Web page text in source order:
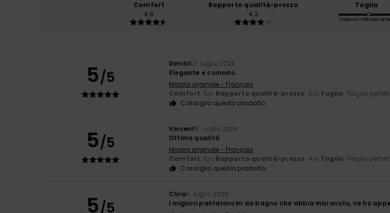
Comfort
4.6
Rapporto qualità-prezzo
4.2
Taglia
Troppo piccoloTroppo
5/5
Dimitri10. luglio 2026
Elegante e comodo.
Mostra originale - Français
Comfort: 5/5 Rapporto qualità-prezzo: 5/5 Taglia: Taglia
Consiglio questo prodotto
5/5
Vincent9. luglio 2026
Ottima qualità
Mostra originale - Français
Comfort: 5/5 Rapporto qualità-prezzo: 4/5 Taglia: Taglia
Consiglio questo prodotto
5/5
Chris5. luglio 2026
I migliori pantaloncini da bagno che abbia mai avuto, ne ho